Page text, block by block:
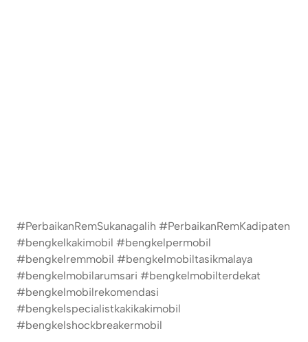
#PerbaikanRemSukanagalih #PerbaikanRemKadipaten
#bengkelkakimobil #bengkelpermobil
#bengkelremmobil #bengkelmobiltasikmalaya
#bengkelmobilarumsari #bengkelmobilterdekat
#bengkelmobilrekomendasi
#bengkelspecialistkakikakimobil
#bengkelshockbreakermobil